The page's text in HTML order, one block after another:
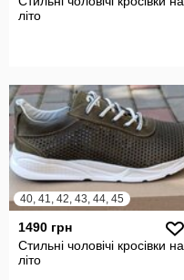
літо
40, 41, 42, 43, 44, 45
1490 грн
Стильні чоловічі кросівки на
літо